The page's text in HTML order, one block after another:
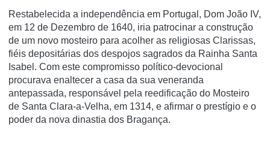
Restabelecida a independência em Portugal, Dom João IV,
em 12 de Dezembro de 1640, iria patrocinar a construção
de um novo mosteiro para acolher as religiosas Clarissas,
fiéis depositárias dos despojos sagrados da Rainha Santa
Isabel. Com este compromisso político-devocional
procurava enaltecer a casa da sua veneranda
antepassada, responsável pela reedificação do Mosteiro
de Santa Clara-a-Velha, em 1314, e afirmar o prestígio e o
poder da nova dinastia dos Bragança.